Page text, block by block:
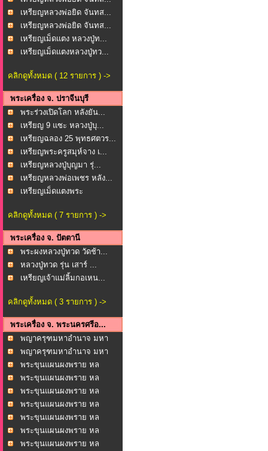
เหรียญหลวงพ่อยิด จันทส...
เหรียญหลวงพ่อยิด จันทส...
เหรียญเม็ดแตง หลวงปู่ท...
เหรียญเม็ดแตงหลวงปู่ทว...
คลิกดูทั้งหมด ( 12 รายการ ) ->
พระเครื่อง จ. ปราจีนบุรี
พระร่วงเปิดโลก หลังยัน...
เหรียญ 9 แซะ หลวงปู่บุ...
เหรียญฉลอง 25 พุทธศตวร...
เหรียญพระครูสมุห์จาง เ...
เหรียญหลวงปู่บุญมา รุ่...
เหรียญหลวงพ่อเพชร หลัง...
เหรียญเม็ดแตงพระ
คลิกดูทั้งหมด ( 7 รายการ ) ->
พระเครื่อง จ. ปัตตานี
พระผงหลวงปู่ทวด วัดช้า...
หลวงปู่ทวด รุ่น เสาร์ ...
เหรียญเจ้าแม่ลิ้มกอเหน...
คลิกดูทั้งหมด ( 3 รายการ ) ->
พระเครื่อง จ. พระนครศรีอ...
พญาครุฑมหาอำนาจ มหา
บาร...พญาครุฑมหาอำนาจ มหา
บาร...พระขุนแผนผงพราย หล
วงพ่...พระขุนแผนผงพราย หล
วงพ่...พระขุนแผนผงพราย หล
วงพ่...พระขุนแผนผงพราย หล
วงพ่...พระขุนแผนผงพราย หล
วงพ่...พระขุนแผนผงพราย หล
วงพ่...พระขุนแผนผงพราย หล